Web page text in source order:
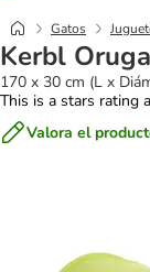
Gatos
Kerbl
170 x 30 cm (L x
This is a stars rating
Valora el